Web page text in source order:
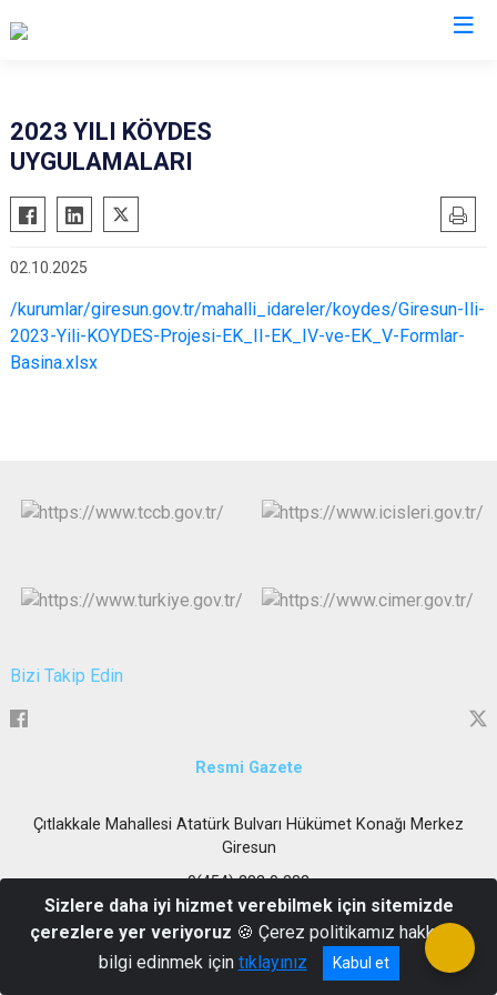
2023 YILI KÖYDES
UYGULAMALARI
02.10.2025
/kurumlar/giresun.gov.tr/mahalli_idareler/koydes/Giresun-Ili-
2023-Yili-KOYDES-Projesi-EK_II-EK_IV-ve-EK_V-Formlar-
Basina.xlsx
Bizi Takip Edin
Resmi Gazete
Çıtlakkale Mahallesi Atatürk Bulvarı Hükümet Konağı Merkez
Giresun
0(454) 282 0 282
Sizlere daha iyi hizmet verebilmek için sitemizde
çerezlere yer veriyoruz 🍪 Çerez politikamız hakkında
bilgi edinmek için tıklayınız Kabul et